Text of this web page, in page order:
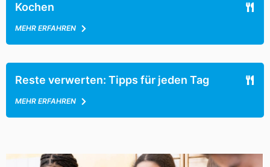
Kochen
MEHR ERFAHREN
Reste verwerten: Tipps für jeden Tag
MEHR ERFAHREN